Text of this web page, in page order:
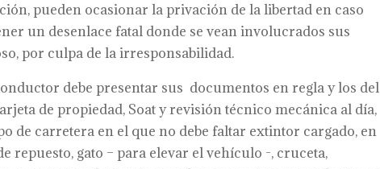
pueden ocasionar la privación de la libertad en caso
un desenlace fatal donde se vean involucrados sus
por culpa de la irresponsabilidad.
debe presentar sus documentos en regla y los del
de propiedad, Soat y revisión técnico mecánica al día,
de carretera en el que no debe faltar extintor cargado, en
repuesto, gato – para elevar el vehículo -, cruceta,